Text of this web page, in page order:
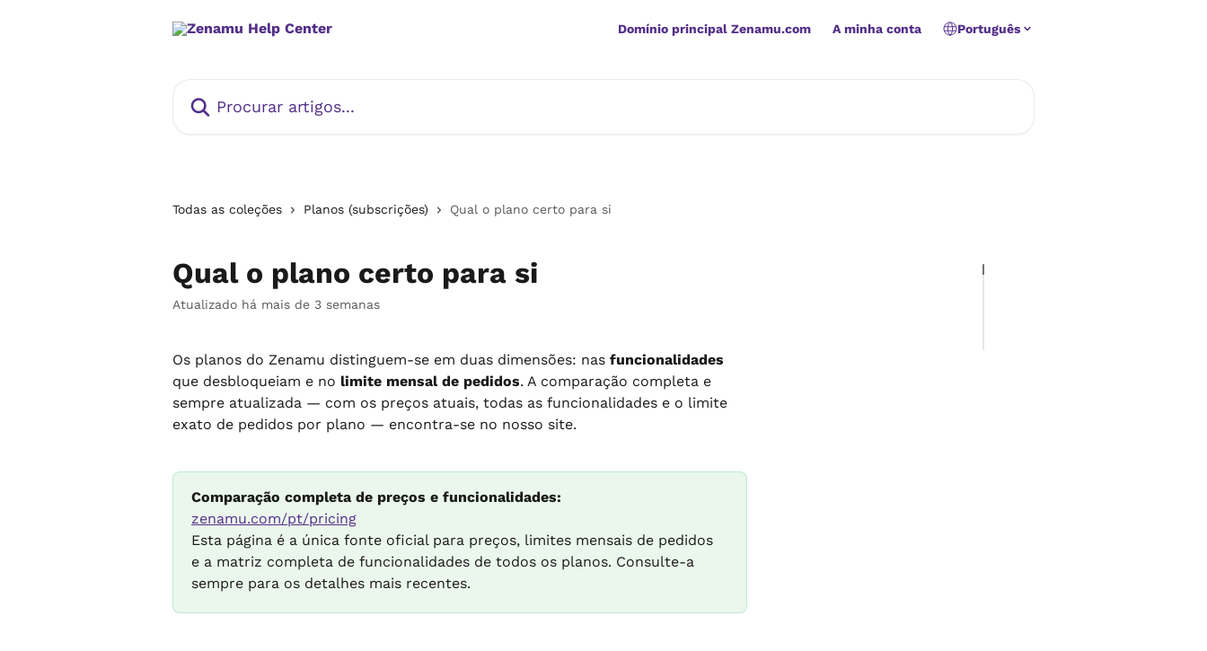
Domínio principal Zenamu.com A minha conta Português
Todas as coleções Planos (subscrições) Qual o plano certo para si
Qual o plano certo para si
Atualizado há mais de 3 semanas
Os planos do Zenamu distinguem-se em duas dimensões: nas funcionalidades
que desbloqueiam e no limite mensal de pedidos. A comparação completa e
sempre atualizada — com os preços atuais, todas as funcionalidades e o limite
exato de pedidos por plano — encontra-se no nosso site.
Comparação completa de preços e funcionalidades:
zenamu.com/pt/pricing
Esta página é a única fonte oficial para preços, limites mensais de pedidos
e a matriz completa de funcionalidades de todos os planos. Consulte-a
sempre para os detalhes mais recentes.